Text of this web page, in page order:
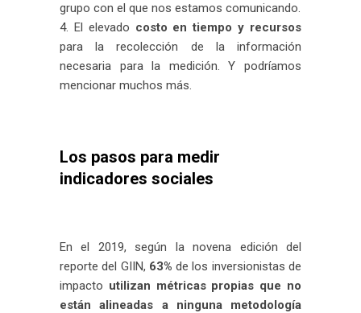
grupo con el que nos estamos comunicando.
El elevado costo en tiempo y recursos
para la recolección de la información
necesaria para la medición. Y podríamos
mencionar muchos más.
Los pasos para medir
indicadores sociales
En el 2019, según la novena edición del
reporte del GIIN, 63% de los inversionistas de
impacto utilizan métricas propias que no
están alineadas a ninguna metodología